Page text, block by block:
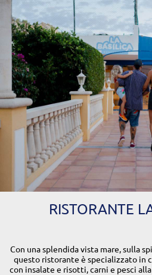
RISTORANTE
Con una splendida vista mare, sulla
questo ristorante è specializzato in
con insalate e risotti, carni e pesci